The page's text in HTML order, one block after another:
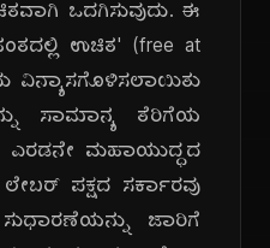
ಒದಗಿಸುವುದು. ಈ
ಉಚಿತ' (free at
ವಿನ್ಯಾಸಗೊಳಿಸಲಾಯಿತು
ಸಾಮಾನ್ಯ ತೆರಿಗೆಯ
ಮಹಾಯುದ್ಧದ
ಪಕ್ಷದ ಸರ್ಕಾರವು
ಜಾರಿಗೆ